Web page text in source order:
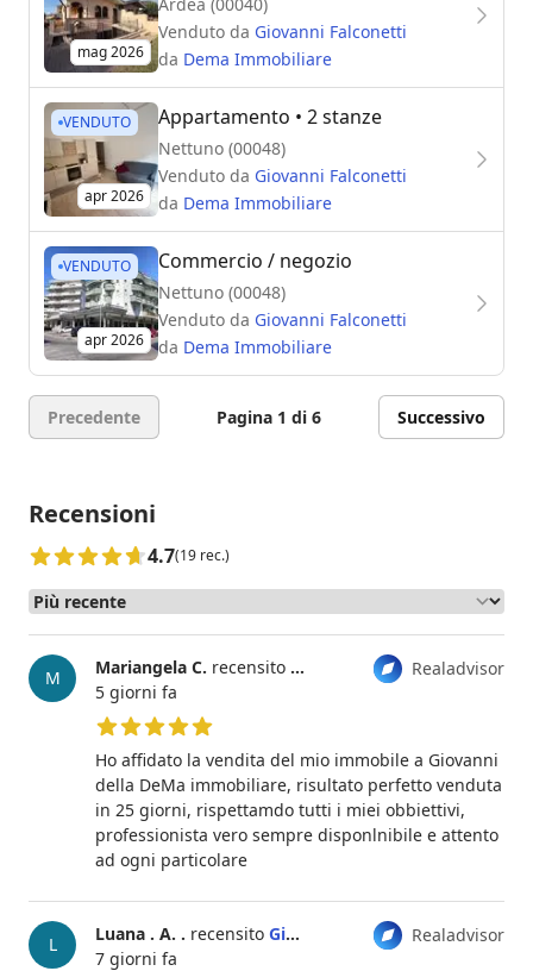
mag 2026
Venduto da Giovanni Falconetti
da Dema Immobiliare
VENDUTO
apr 2026
Appartamento • 2 stanze
Nettuno (00048)
Venduto da Giovanni Falconetti
da Dema Immobiliare
VENDUTO
apr 2026
Commercio / negozio
Nettuno (00048)
Venduto da Giovanni Falconetti
da Dema Immobiliare
Precedente Pagina 1 di 6 Successivo
Recensioni
4.7(19 rec.)
M Realadvisor
Mariangela C. recensito Giovanni Falconetti
5 giorni fa
5 su 5 stelle
Ho affidato la vendita del mio immobile a Giovanni
della DeMa immobiliare, risultato perfetto venduta
in 25 giorni, rispettamdo tutti i miei obbiettivi,
professionista vero sempre disponlnibile e attento
ad ogni particolare
L Realadvisor
Luana . A. . recensito Giovanni Falconetti
7 giorni fa